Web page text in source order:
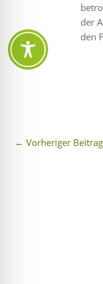
der
den
← Vorheriger Beitrag